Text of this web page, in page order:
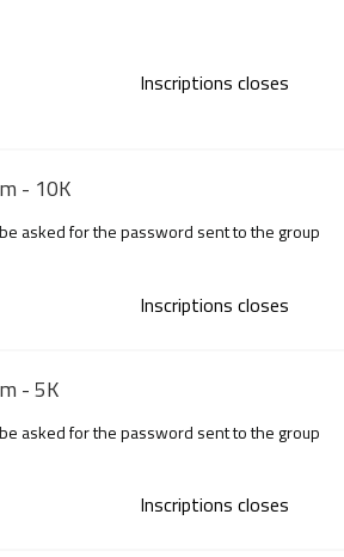
Inscriptions closes
- 10K
asked for the password sent to the group
Inscriptions closes
- 5K
asked for the password sent to the group
Inscriptions closes